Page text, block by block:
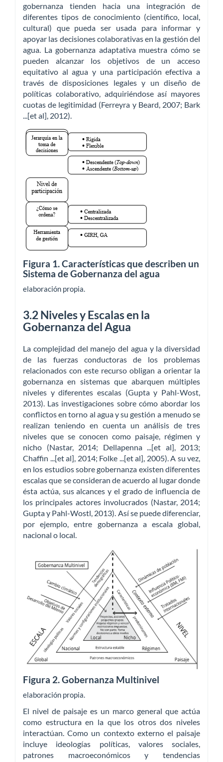
gobernanza tienden hacia una integración de
diferentes tipos de conocimiento (científico, local,
cultural) que pueda ser usada para informar y
apoyar las decisiones colaborativas en la gestión del
agua. La gobernanza adaptativa muestra cómo se
pueden alcanzar los objetivos de un acceso
equitativo al agua y una participación efectiva a
través de disposiciones legales y un diseño de
políticas colaborativo, adquiriéndose así mayores
cuotas de legitimidad (Ferreyra y Beard, 2007; Bark
...[et al], 2012).
Figura 1. Características que describen un
Sistema de Gobernanza del agua
elaboración propia.
3.2 Niveles y Escalas en la
Gobernanza del Agua
La complejidad del manejo del agua y la diversidad
de las fuerzas conductoras de los problemas
relacionados con este recurso obligan a orientar la
gobernanza en sistemas que abarquen múltiples
niveles y diferentes escalas (Gupta y Pahl-Wost,
2013). Las investigaciones sobre cómo abordar los
conflictos en torno al agua y su gestión a menudo se
realizan teniendo en cuenta un análisis de tres
niveles que se conocen como paisaje, régimen y
nicho (Nastar, 2014; Dellapenna ...[et al], 2013;
Chaffin ...[et al], 2014; Folke ...[et al], 2005). A su vez,
en los estudios sobre gobernanza existen diferentes
escalas que se consideran de acuerdo al lugar donde
ésta actúa, sus alcances y el grado de influencia de
los principales actores involucrados (Nastar, 2014;
Gupta y Pahl-Wostl, 2013). Así se puede diferenciar,
por ejemplo, entre gobernanza a escala global,
nacional o local.
Figura 2. Gobernanza Multinivel
elaboración propia.
El nivel de paisaje es un marco general que actúa
como estructura en la que los otros dos niveles
interactúan. Como un contexto externo el paisaje
incluye ideologías políticas, valores sociales,
patrones macroeconómicos y tendencias